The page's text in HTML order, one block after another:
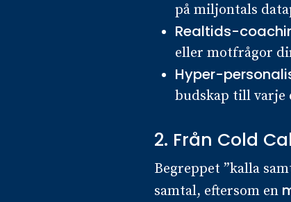
på miljontals
Realtids-
eller motfrågor
Hyper-
budskap till varje
2. Från Cold
Begreppet ”kalla
samtal, eftersom en